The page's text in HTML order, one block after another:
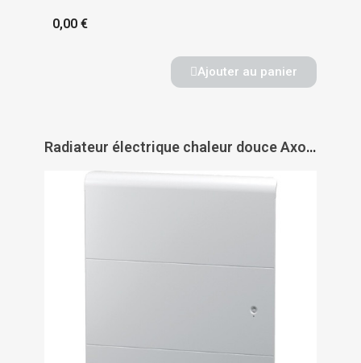
0,00 €
Ajouter au panier
Radiateur électrique chaleur douce Axoo horizontal - INTUIS